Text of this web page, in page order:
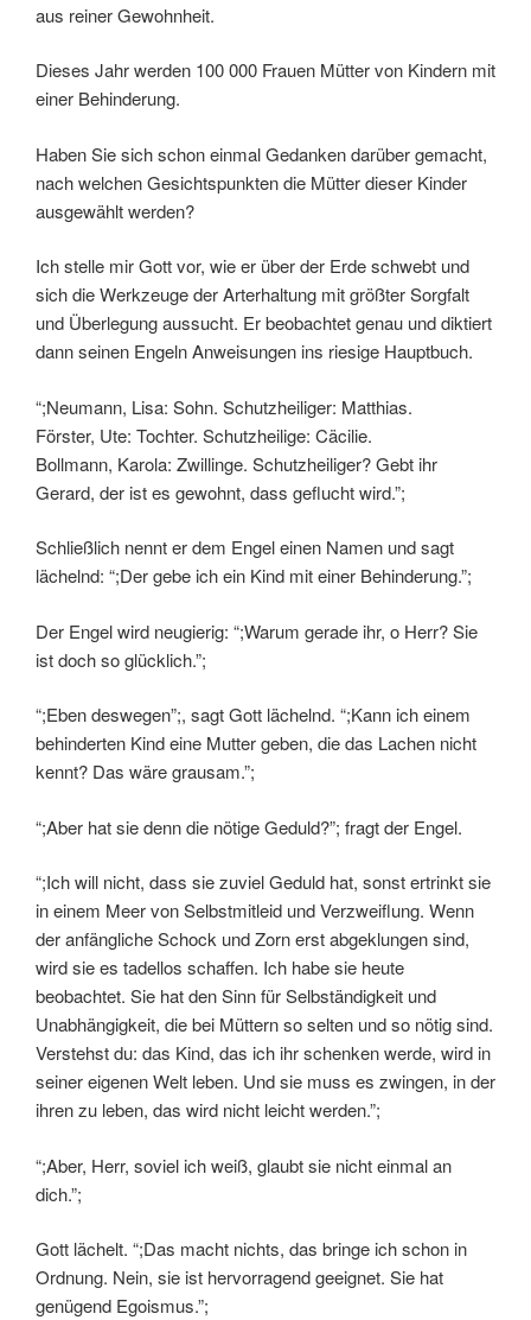
aus reiner Gewohnheit.
Dieses Jahr werden 100 000 Frauen Mütter von Kindern mit
einer Behinderung.
Haben Sie sich schon einmal Gedanken darüber gemacht,
nach welchen Gesichtspunkten die Mütter dieser Kinder
ausgewählt werden?
Ich stelle mir Gott vor, wie er über der Erde schwebt und
sich die Werkzeuge der Arterhaltung mit größter Sorgfalt
und Überlegung aussucht. Er beobachtet genau und diktiert
dann seinen Engeln Anweisungen ins riesige Hauptbuch.
“;Neumann, Lisa: Sohn. Schutzheiliger: Matthias.
Förster, Ute: Tochter. Schutzheilige: Cäcilie.
Bollmann, Karola: Zwillinge. Schutzheiliger? Gebt ihr
Gerard, der ist es gewohnt, dass geflucht wird.”;
Schließlich nennt er dem Engel einen Namen und sagt
lächelnd: “;Der gebe ich ein Kind mit einer Behinderung.”;
Der Engel wird neugierig: “;Warum gerade ihr, o Herr? Sie
ist doch so glücklich.”;
“;Eben deswegen”;, sagt Gott lächelnd. “;Kann ich einem
behinderten Kind eine Mutter geben, die das Lachen nicht
kennt? Das wäre grausam.”;
“;Aber hat sie denn die nötige Geduld?”; fragt der Engel.
“;Ich will nicht, dass sie zuviel Geduld hat, sonst ertrinkt sie
in einem Meer von Selbstmitleid und Verzweiflung. Wenn
der anfängliche Schock und Zorn erst abgeklungen sind,
wird sie es tadellos schaffen. Ich habe sie heute
beobachtet. Sie hat den Sinn für Selbständigkeit und
Unabhängigkeit, die bei Müttern so selten und so nötig sind.
Verstehst du: das Kind, das ich ihr schenken werde, wird in
seiner eigenen Welt leben. Und sie muss es zwingen, in der
ihren zu leben, das wird nicht leicht werden.”;
“;Aber, Herr, soviel ich weiß, glaubt sie nicht einmal an
dich.”;
Gott lächelt. “;Das macht nichts, das bringe ich schon in
Ordnung. Nein, sie ist hervorragend geeignet. Sie hat
genügend Egoismus.”;